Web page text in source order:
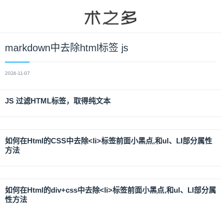
markdown中去除html标签 js
2024-11-07
JS 过滤HTML标签，取得纯文本
如何在Html的CSS中去除<li>标签前面小黑点,和ul、LI部分属性
方法
如何在Html的div+css中去除<li>标签前面小黑点,和ul、LI部分属
性方法